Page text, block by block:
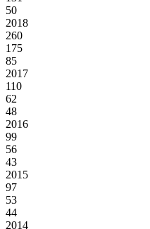
50
2018
260
175
85
2017
110
62
48
2016
99
56
43
2015
97
53
44
2014